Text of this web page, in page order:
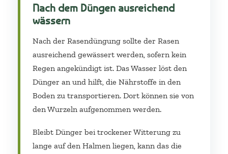
Nach dem Düngen ausreichend
wässern
Nach der Rasendüngung sollte der Rasen
ausreichend gewässert werden, sofern kein
Regen angekündigt ist. Das Wasser löst den
Dünger an und hilft, die Nährstoffe in den
Boden zu transportieren. Dort können sie von
den Wurzeln aufgenommen werden.
Bleibt Dünger bei trockener Witterung zu
lange auf den Halmen liegen, kann das die